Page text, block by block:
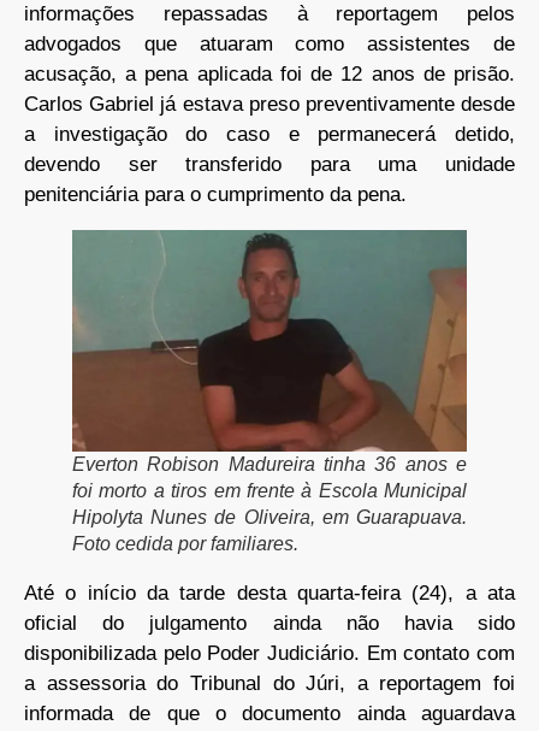
informações repassadas à reportagem pelos
advogados que atuaram como assistentes de
acusação, a pena aplicada foi de 12 anos de prisão.
Carlos Gabriel já estava preso preventivamente desde
a investigação do caso e permanecerá detido,
devendo ser transferido para uma unidade
penitenciária para o cumprimento da pena.
Everton Robison Madureira tinha 36 anos e
foi morto a tiros em frente à Escola Municipal
Hipolyta Nunes de Oliveira, em Guarapuava.
Foto cedida por familiares.
Até o início da tarde desta quarta-feira (24), a ata
oficial do julgamento ainda não havia sido
disponibilizada pelo Poder Judiciário. Em contato com
a assessoria do Tribunal do Júri, a reportagem foi
informada de que o documento ainda aguardava